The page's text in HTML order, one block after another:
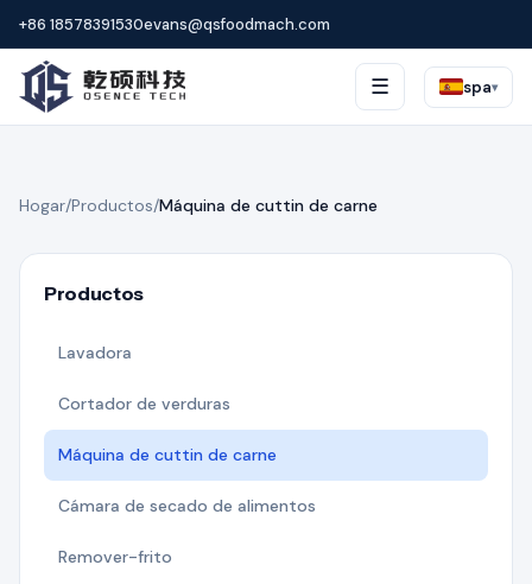
+86 18578391530evans@qsfoodmach.com
☰ spa▾
Hogar/Productos/Máquina de cuttin de carne
Productos
Lavadora
Cortador de verduras
Máquina de cuttin de carne
Cámara de secado de alimentos
Remover-frito